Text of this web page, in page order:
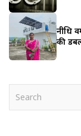
नीधि
की